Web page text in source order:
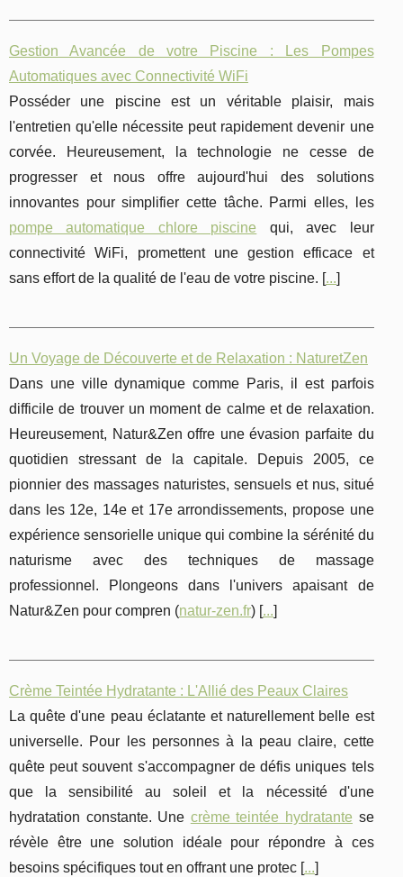
Gestion Avancée de votre Piscine : Les Pompes
Automatiques avec Connectivité WiFi
Posséder une piscine est un véritable plaisir, mais
l'entretien qu'elle nécessite peut rapidement devenir une
corvée. Heureusement, la technologie ne cesse de
progresser et nous offre aujourd'hui des solutions
innovantes pour simplifier cette tâche. Parmi elles, les
pompe automatique chlore piscine qui, avec leur
connectivité WiFi, promettent une gestion efficace et
sans effort de la qualité de l'eau de votre piscine. [...]
Un Voyage de Découverte et de Relaxation : NaturetZen
Dans une ville dynamique comme Paris, il est parfois
difficile de trouver un moment de calme et de relaxation.
Heureusement, Natur&Zen offre une évasion parfaite du
quotidien stressant de la capitale. Depuis 2005, ce
pionnier des massages naturistes, sensuels et nus, situé
dans les 12e, 14e et 17e arrondissements, propose une
expérience sensorielle unique qui combine la sérénité du
naturisme avec des techniques de massage
professionnel. Plongeons dans l'univers apaisant de
Natur&Zen pour compren (natur-zen.fr) [...]
Crème Teintée Hydratante : L'Allié des Peaux Claires
La quête d'une peau éclatante et naturellement belle est
universelle. Pour les personnes à la peau claire, cette
quête peut souvent s'accompagner de défis uniques tels
que la sensibilité au soleil et la nécessité d'une
hydratation constante. Une crème teintée hydratante se
révèle être une solution idéale pour répondre à ces
besoins spécifiques tout en offrant une protec [...]